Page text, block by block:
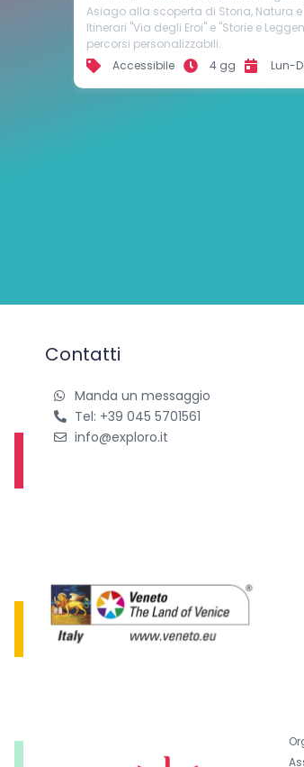
bellezza della montagna, tra trekking,
cibo.
Accessibile
3 giorni
Contatti
Manda un messaggio
Tel: +39 045 5701561
info@exploro.it